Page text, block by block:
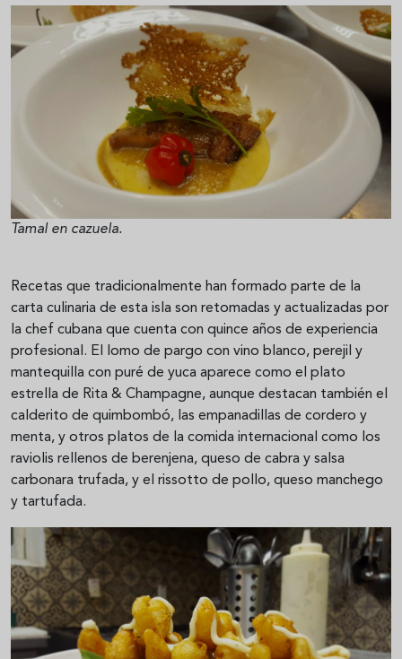
Tamal en cazuela.
Recetas que tradicionalmente han formado parte de la
carta culinaria de esta isla son retomadas y actualizadas por
la chef cubana que cuenta con quince años de experiencia
profesional. El lomo de pargo con vino blanco, perejil y
mantequilla con puré de yuca aparece como el plato
estrella de Rita & Champagne, aunque destacan también el
calderito de quimbombó, las empanadillas de cordero y
menta, y otros platos de la comida internacional como los
raviolis rellenos de berenjena, queso de cabra y salsa
carbonara trufada, y el rissotto de pollo, queso manchego
y tartufada.